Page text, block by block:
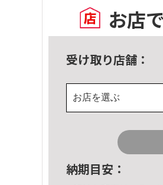
お店
受け取り店舗：
お店を選ぶ
納期目安：